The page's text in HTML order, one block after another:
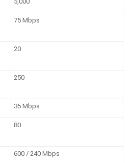
75 Mbps
20
250
35 Mbps
80
600 / 240 Mbps